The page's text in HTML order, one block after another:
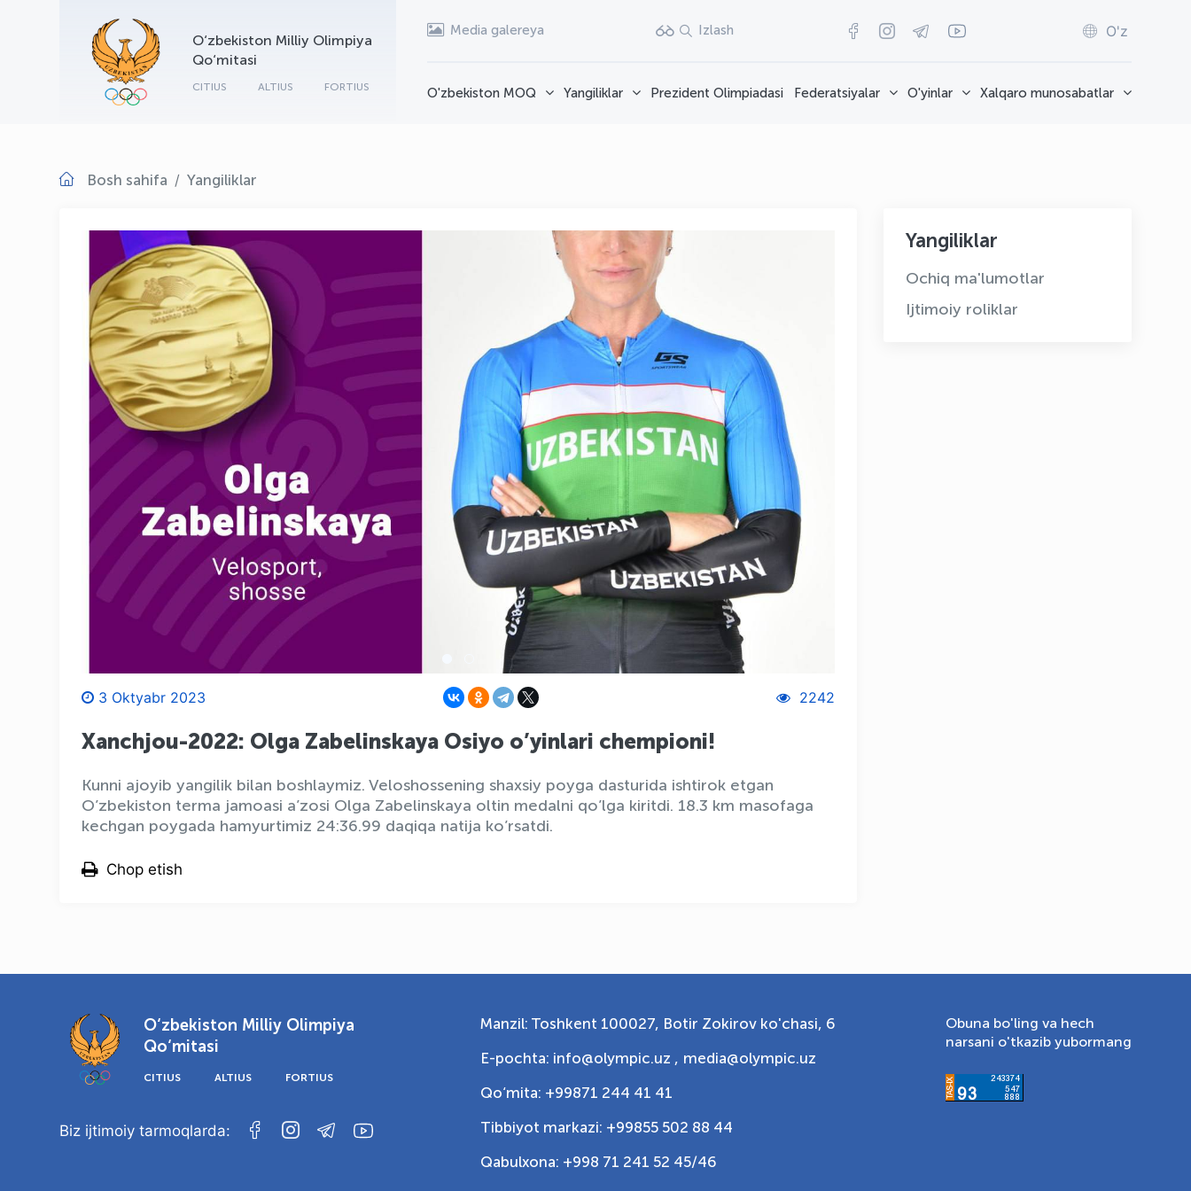
O‘zbekiston Milliy Olimpiya
Qo‘mitasi
CITIUS ALTIUS FORTIUS
Media galereya Izlash O'z
O'zbekiston MOQ Yangiliklar Prezident Olimpiadasi Federatsiyalar O'yinlar Xalqaro munosabatlar
Bosh sahifa Yangiliklar
3 Oktyabr 2023 2242
Xanchjou-2022: Olga Zabelinskaya Osiyo o’yinlari chempioni!
Kunni ajoyib yangilik bilan boshlaymiz. Veloshossening shaxsiy poyga dasturida ishtirok etgan
O’zbekiston terma jamoasi a’zosi Olga Zabelinskaya oltin medalni qo’lga kiritdi. 18.3 km masofaga
kechgan poygada hamyurtimiz 24:36.99 daqiqa natija ko’rsatdi.
Chop etish
Yangiliklar
Ochiq ma'lumotlar
Ijtimoiy roliklar
O‘zbekiston Milliy Olimpiya
Qo‘mitasi
CITIUS ALTIUS FORTIUS
Biz ijtimoiy tarmoqlarda:
Manzil: Toshkent 100027, Botir Zokirov ko'chasi, 6
E-pochta: info@olympic.uz , media@olympic.uz
Qo‘mita: +99871 244 41 41
Tibbiyot markazi: +99855 502 88 44
Qabulxona: +998 71 241 52 45/46
Obuna bo'ling va hech
narsani o'tkazib yubormang